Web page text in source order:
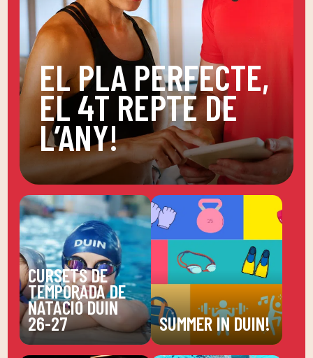
EL PLA PERFECTE,
EL 4T REPTE DE
L’ANY!
CURSETS DE
TEMPORADA DE
NATACIÓ DUIN
26-27 SUMMER IN DUIN!